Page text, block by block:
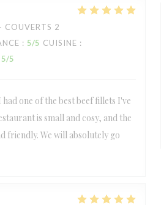
2
: 5/5 CUISINE :
5/5
one of the best beef fillets I've
is small and cosy, and the
friendly. We will absolutely go